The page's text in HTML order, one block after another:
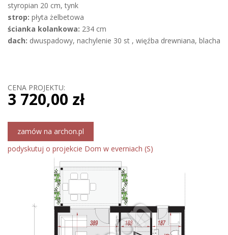
styropian 20 cm, tynk
strop: płyta żelbetowa
ścianka kolankowa: 234 cm
dach: dwuspadowy, nachylenie 30 st , więźba drewniana, blacha
CENA PROJEKTU:
3 720,00 zł
zamów na archon.pl
podyskutuj o projekcie Dom w everniach (S)